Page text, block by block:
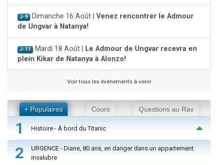
J-9 Dimanche 16 Août | Venez rencontrer le Admour
de Ungvar à Natanya!
J-11 Mardi 18 Août |
Le Admour de Ungvar recevra en
plein Kikar de Natanya à Alonzo!
Voir tous les événements à venir
+ Populaires Cours Questions au Rav
1 Histoire - À bord du Titanic
2
URGENCE - Diane, 80 ans, en danger dans un appartement
insalubre